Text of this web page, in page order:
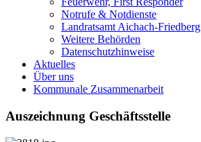
Notrufe & Notdienste
Landratsamt Aichach-Friedberg
Weitere Behörden
Datenschutzhinweise
Aktuelles
Über uns
Kommunale Zusammenarbeit
Auszeichnung Geschäftsstelle